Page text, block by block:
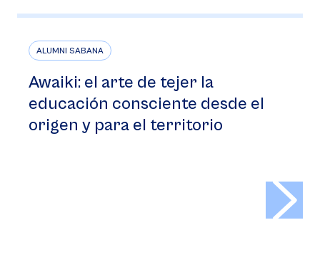
ALUMNI SABANA
Awaiki: el arte de tejer la
educación consciente desde el
origen y para el territorio